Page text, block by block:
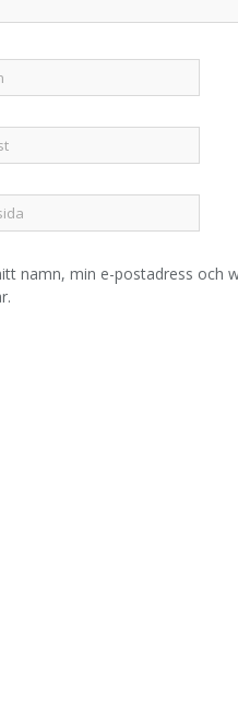
namn, min e-postadress och